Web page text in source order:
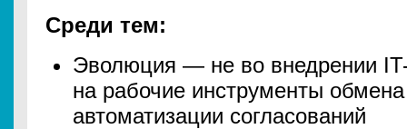
Среди тем:
Эволюция — не во внедрении
на рабочие инструменты
автоматизации согласований